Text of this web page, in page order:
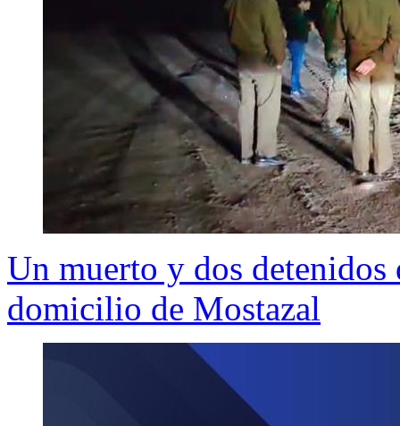
Un muerto y dos
domicilio de Mostazal